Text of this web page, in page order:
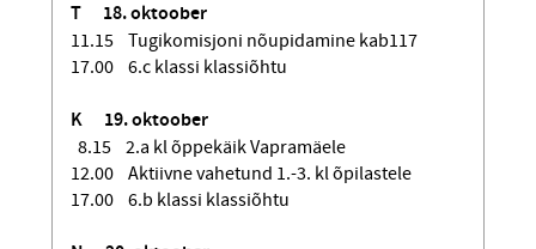
T 18. oktoober
11.15 Tugikomisjoni nõupidamine kab117
17.00 6.c klassi klassiõhtu
K 19. oktoober
8.15 2.a kl õppekäik Vapramäele
12.00 Aktiivne vahetund 1.-3. kl õpilastele
17.00 6.b klassi klassiõhtu